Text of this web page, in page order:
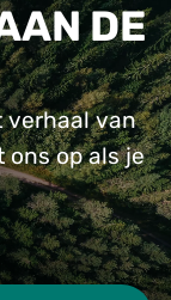
DE
verhaal van
ons op als je